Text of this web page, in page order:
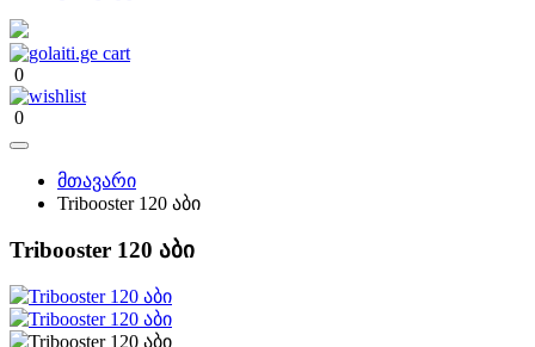
0
0
მთავარი
Tribooster 120 აბი
Tribooster 120 აბი